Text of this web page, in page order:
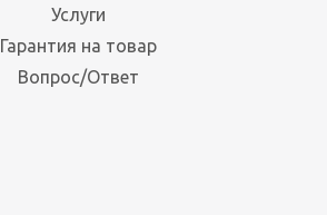
Услуги
Гарантия на товар
Вопрос/Ответ